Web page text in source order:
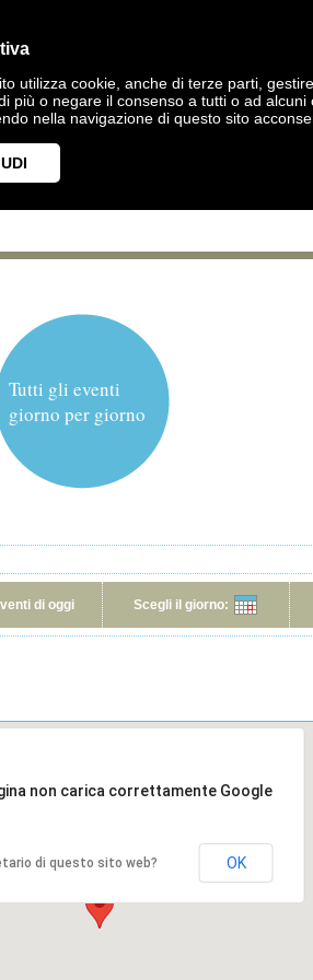
utilizza cookie, anche di terze parti,
più o negare il consenso a tutti o ad alcuni
nella navigazione di questo sito
Tutti gli eventi
giorno per giorno
di oggi Scegli il giorno:
non carica correttamente Google
di questo sito web? OK